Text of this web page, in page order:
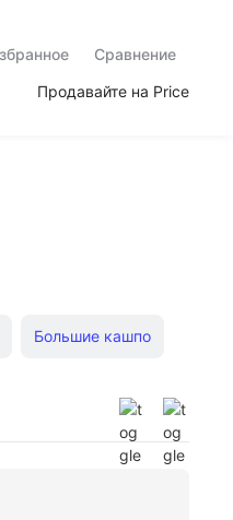
Сравнение
Продавайте на Price
Большие кашпо